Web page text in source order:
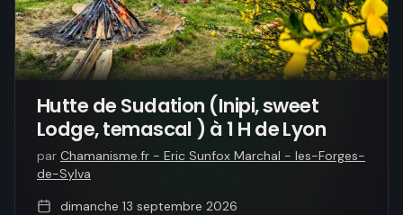
Hutte de Sudation (Inipi, sweet
Lodge, temascal ) à 1 H de Lyon
par Chamanisme.fr - Eric Sunfox Marchal - les-Forges-
de-Sylva
dimanche 13 septembre 2026